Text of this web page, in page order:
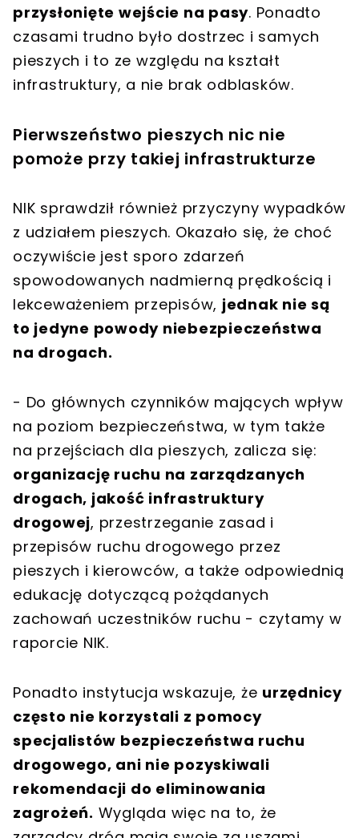
przysłonięte wejście na pasy. Ponadto
czasami trudno było dostrzec i samych
pieszych i to ze względu na kształt
infrastruktury, a nie brak odblasków.
Pierwszeństwo pieszych nic nie
pomoże przy takiej infrastrukturze
NIK sprawdził również przyczyny wypadków
z udziałem pieszych. Okazało się, że choć
oczywiście jest sporo zdarzeń
spowodowanych nadmierną prędkością i
lekceważeniem przepisów, jednak nie są
to jedyne powody niebezpieczeństwa
na drogach.
- Do głównych czynników mających wpływ
na poziom bezpieczeństwa, w tym także
na przejściach dla pieszych, zalicza się:
organizację ruchu na zarządzanych
drogach, jakość infrastruktury
drogowej, przestrzeganie zasad i
przepisów ruchu drogowego przez
pieszych i kierowców, a także odpowiednią
edukację dotyczącą pożądanych
zachowań uczestników ruchu - czytamy w
raporcie NIK.
Ponadto instytucja wskazuje, że urzędnicy
często nie korzystali z pomocy
specjalistów bezpieczeństwa ruchu
drogowego, ani nie pozyskiwali
rekomendacji do eliminowania
zagrożeń. Wygląda więc na to, że